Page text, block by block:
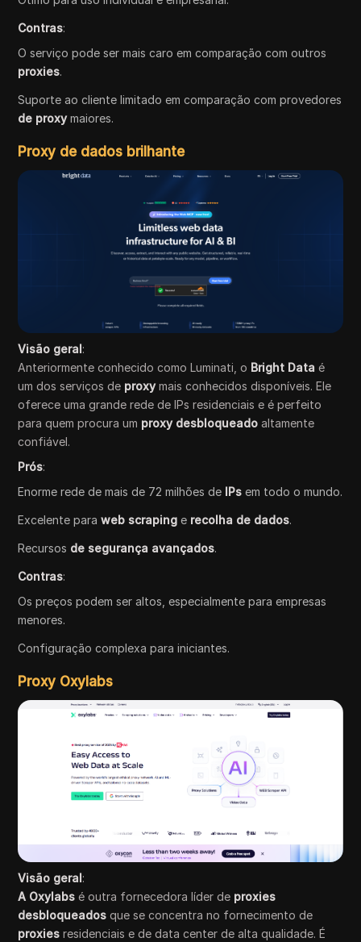
Contras:
O serviço pode ser mais caro em comparação com outros
proxies.
Suporte ao cliente limitado em comparação com provedores
de proxymaiores.
Proxy de dados brilhante
Visão geral:
Anteriormente conhecido como Luminati, o Bright Data é
um dos serviços de proxymais conhecidos disponíveis. Ele
oferece uma grande rede de IPs residenciais e é perfeito
para quem procura um proxy desbloqueado altamente
confiável.
Prós:
Enorme rede de mais de 72 milhões de IPs em todo o mundo.
Excelente paraweb scraping e recolha de dados.
Recursos de segurança avançados.
Contras:
Os preços podem ser altos, especialmente para empresas
menores.
Configuração complexa para iniciantes.
Proxy Oxylabs
Visão geral:
A Oxylabs é outra fornecedora líder de proxies
desbloqueados que se concentra no fornecimento de
proxies residenciais e de data center de alta qualidade. É